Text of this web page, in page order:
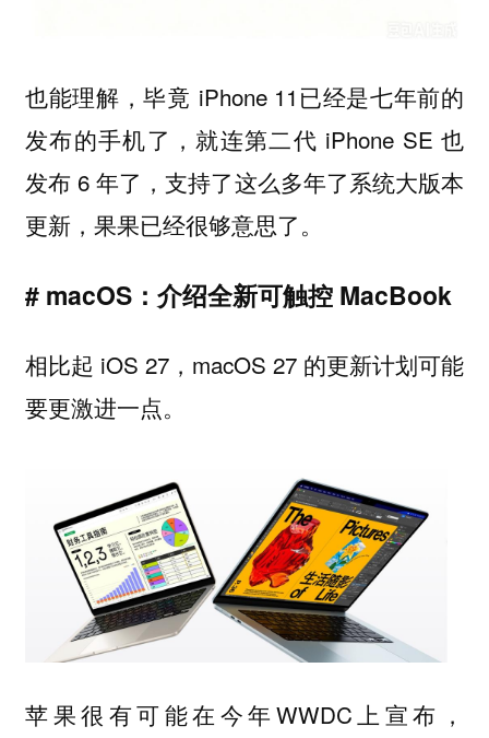
也能理解，毕竟 iPhone 11已经是七年前的
发布的手机了，就连第二代 iPhone SE 也
发布 6 年了，支持了这么多年了系统大版本
更新，果果已经很够意思了。
# macOS：介绍全新可触控 MacBook
相比起 iOS 27，macOS 27 的更新计划可能
要更激进一点。
苹果很有可能在今年WWDC上宣布，